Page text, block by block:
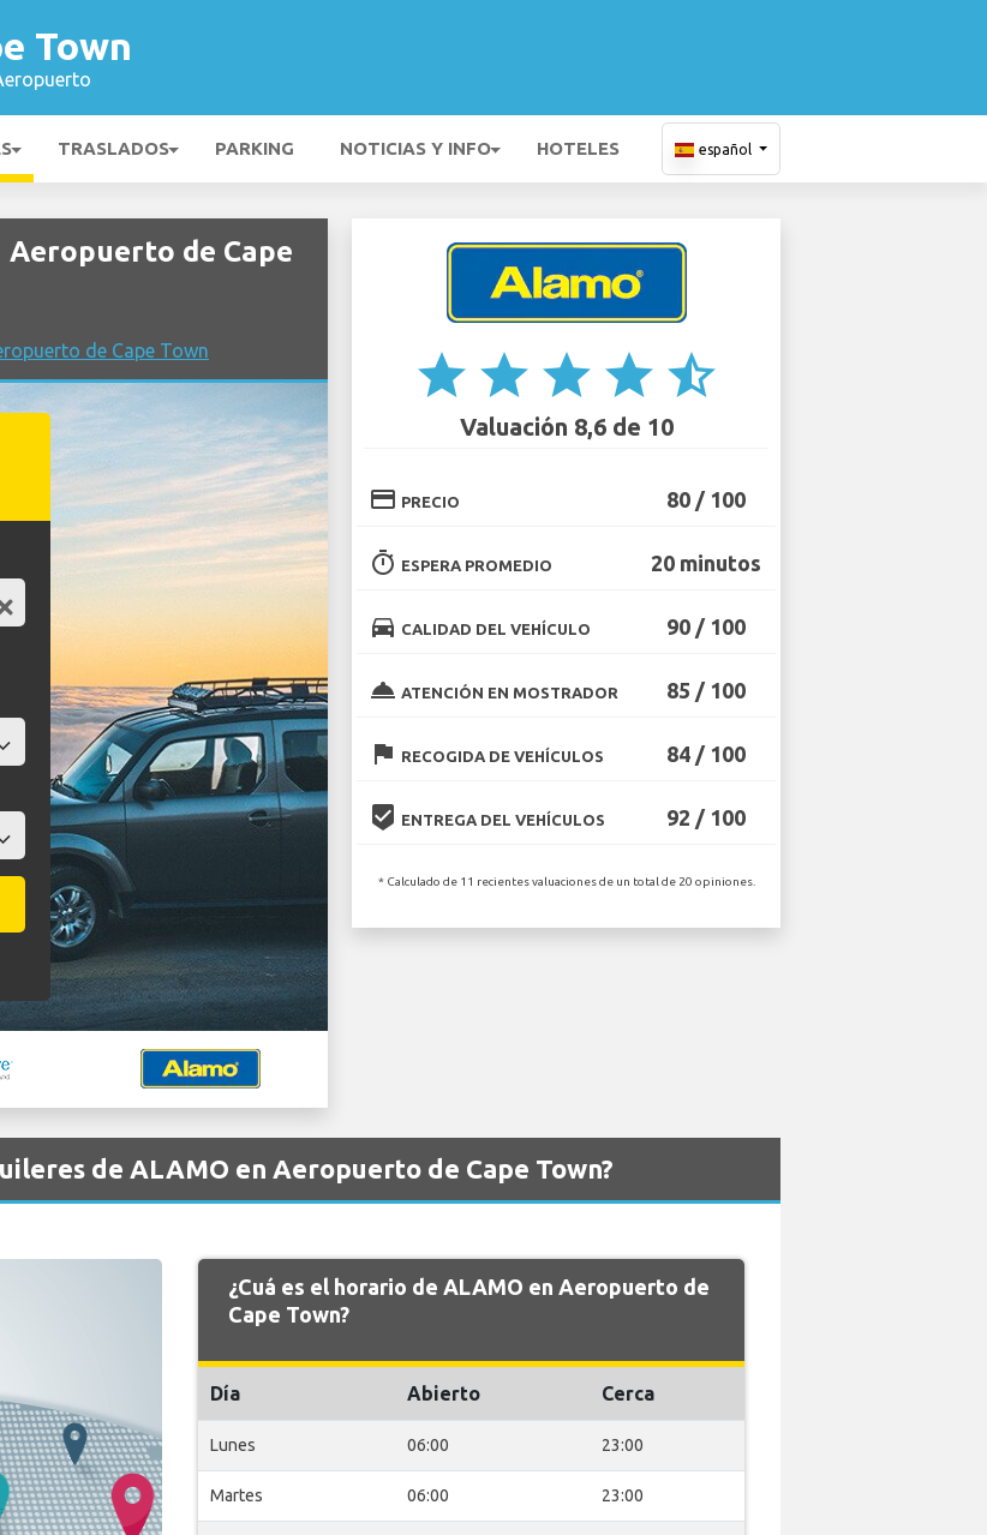
Town
TRASLADOS PARKING NOTICIAS Y INFO HOTELES español
Aeropuerto de Cape
de Cape Town
star star star star star_half
Valuación 8,6 de 10
credit_card PRECIO 80 / 100
timer ESPERA PROMEDIO 20 minutos
directions_car CALIDAD DEL VEHÍCULO 90 / 100
room_service ATENCIÓN EN MOSTRADOR 85 / 100
flag RECOGIDA DE VEHÍCULOS 84 / 100
beenhere ENTREGA DEL VEHÍCULOS 92 / 100
* Calculado de 11 recientes valuaciones de un total de 20 opiniones.
de ALAMO en Aeropuerto de Cape Town?
¿Cuá es el horario de ALAMO en Aeropuerto de
Cape Town?
Día Abierto Cerca
Lunes 06:00 23:00
Martes 06:00 23:00